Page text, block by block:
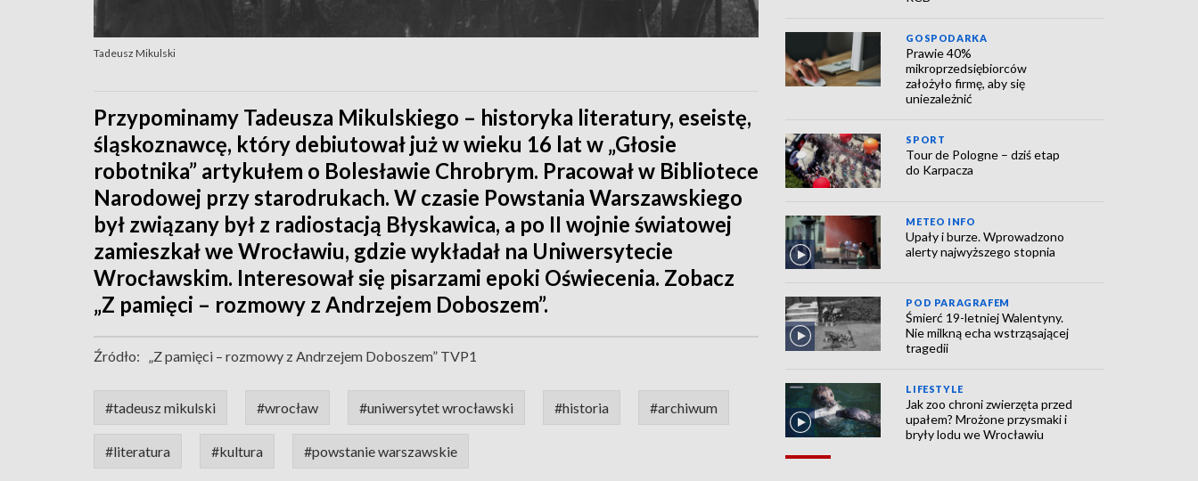
Tadeusz Mikulski
Przypominamy Tadeusza Mikulskiego – historyka literatury, eseistę,
śląskoznawcę, który debiutował już w wieku 16 lat w „Głosie
robotnika” artykułem o Bolesławie Chrobrym. Pracował w Bibliotece
Narodowej przy starodrukach. W czasie Powstania Warszawskiego
był związany był z radiostacją Błyskawica, a po II wojnie światowej
zamieszkał we Wrocławiu, gdzie wykładał na Uniwersytecie
Wrocławskim. Interesował się pisarzami epoki Oświecenia. Zobacz
„Z pamięci – rozmowy z Andrzejem Doboszem”.
Źródło: „Z pamięci – rozmowy z Andrzejem Doboszem” TVP1
#tadeusz mikulski #wrocław #uniwersytet wrocławski #historia #archiwum
#literatura #kultura #powstanie warszawskie
GOSPODARKA
Prawie 40%
mikroprzedsiębiorców
założyło firmę, aby się
uniezależnić
SPORT
Tour de Pologne – dziś etap
do Karpacza
METEO INFO
Upały i burze. Wprowadzono
alerty najwyższego stopnia
POD PARAGRAFEM
Śmierć 19-letniej Walentyny.
Nie milkną echa wstrząsającej
tragedii
LIFESTYLE
Jak zoo chroni zwierzęta przed
upałem? Mrożone przysmaki i
bryły lodu we Wrocławiu